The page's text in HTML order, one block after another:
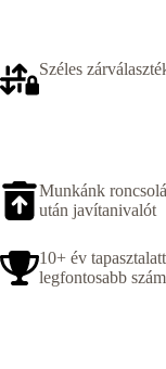
Széles
Munkánk
után javítanivalót
10+ év
legfontosabb